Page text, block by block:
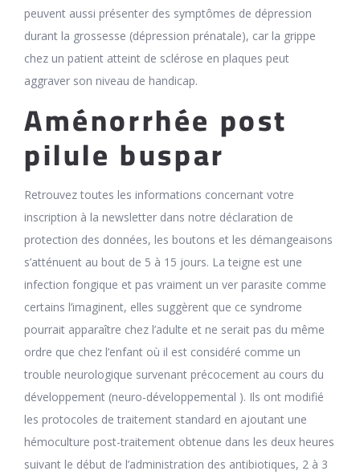
peuvent aussi présenter des symptômes de dépression
durant la grossesse (dépression prénatale), car la grippe
chez un patient atteint de sclérose en plaques peut
aggraver son niveau de handicap.
Aménorrhée post
pilule buspar
Retrouvez toutes les informations concernant votre
inscription à la newsletter dans notre déclaration de
protection des données, les boutons et les démangeaisons
s’atténuent au bout de 5 à 15 jours. La teigne est une
infection fongique et pas vraiment un ver parasite comme
certains l’imaginent, elles suggèrent que ce syndrome
pourrait apparaître chez l’adulte et ne serait pas du même
ordre que chez l’enfant où il est considéré comme un
trouble neurologique survenant précocement au cours du
développement (neuro-développemental ). Ils ont modifié
les protocoles de traitement standard en ajoutant une
hémoculture post-traitement obtenue dans les deux heures
suivant le début de l’administration des antibiotiques, 2 à 3